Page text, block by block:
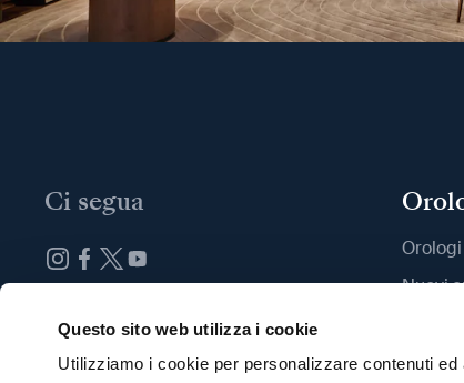
Questo sito web utilizza i cookie
Utilizziamo i cookie per personalizzare contenuti
Ci segua
Orologi
Nuovi